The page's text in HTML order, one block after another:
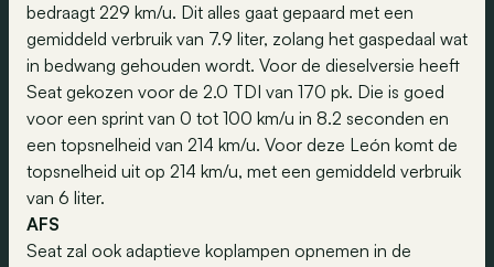
bedraagt 229 km/u. Dit alles gaat gepaard met een
gemiddeld verbruik van 7.9 liter, zolang het gaspedaal wat
in bedwang gehouden wordt. Voor de dieselversie heeft
Seat gekozen voor de 2.0 TDI van 170 pk. Die is goed
voor een sprint van 0 tot 100 km/u in 8.2 seconden en
een topsnelheid van 214 km/u. Voor deze León komt de
topsnelheid uit op 214 km/u, met een gemiddeld verbruik
van 6 liter.
AFS
Seat zal ook adaptieve koplampen opnemen in de